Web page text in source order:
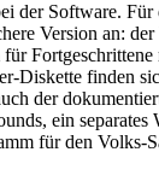
der Software. Für
Version an:
Fortgeschrittene
Diskette finden
der
ein separates
für den Volks-